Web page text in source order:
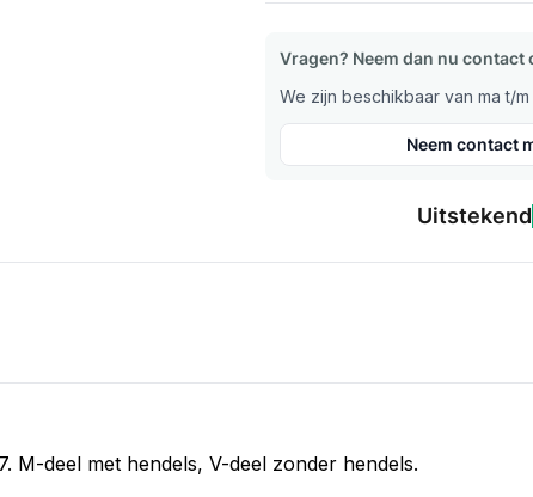
Vragen? Neem dan nu contact
We zijn beschikbaar van ma t/
Neem contact
Uitstekend
M-deel met hendels, V-deel zonder hendels.